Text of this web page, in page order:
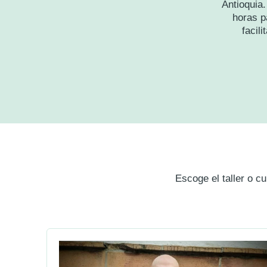
horas
Escoge el taller o